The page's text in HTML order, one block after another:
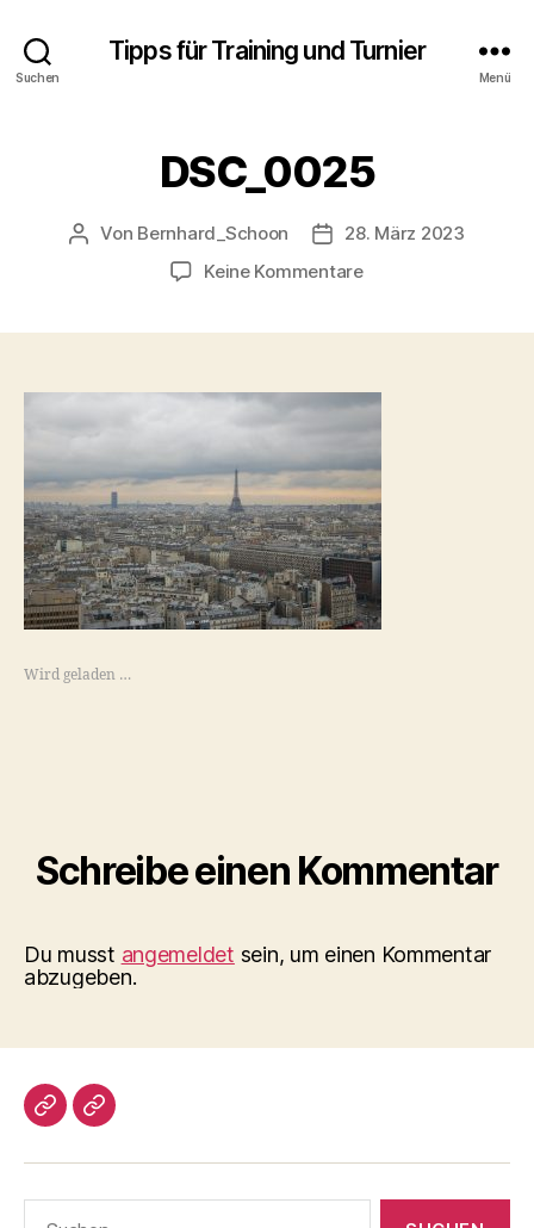
Suchen
Tipps für Training und Turnier
Menü
DSC_0025
Beitragsautor
Von Bernhard_Schoon Veröffentlichungsdatum
28. März 2023
Keine Kommentarezu
Wird geladen …
Schreibe einen Kommentar
Du musst angemeldet sein, um einen Kommentar
abzugeben.
Impressum/DatSchutz
Beliebte